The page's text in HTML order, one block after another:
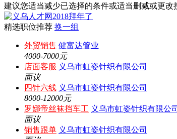
建议您适当减少已选择的条件或适当删减或更改
精选职位推荐 换一组
外贸销售 健富达管业
4000-7000元
店面客服 义乌市虹姿针织有限公司
面议
四针六线 义乌市虹姿针织有限公司
8000-12000元
罗娜帝丝袜挡车工 义乌市虹姿针织有限公司
面议
销售跟单 义乌市虹姿针织有限公司